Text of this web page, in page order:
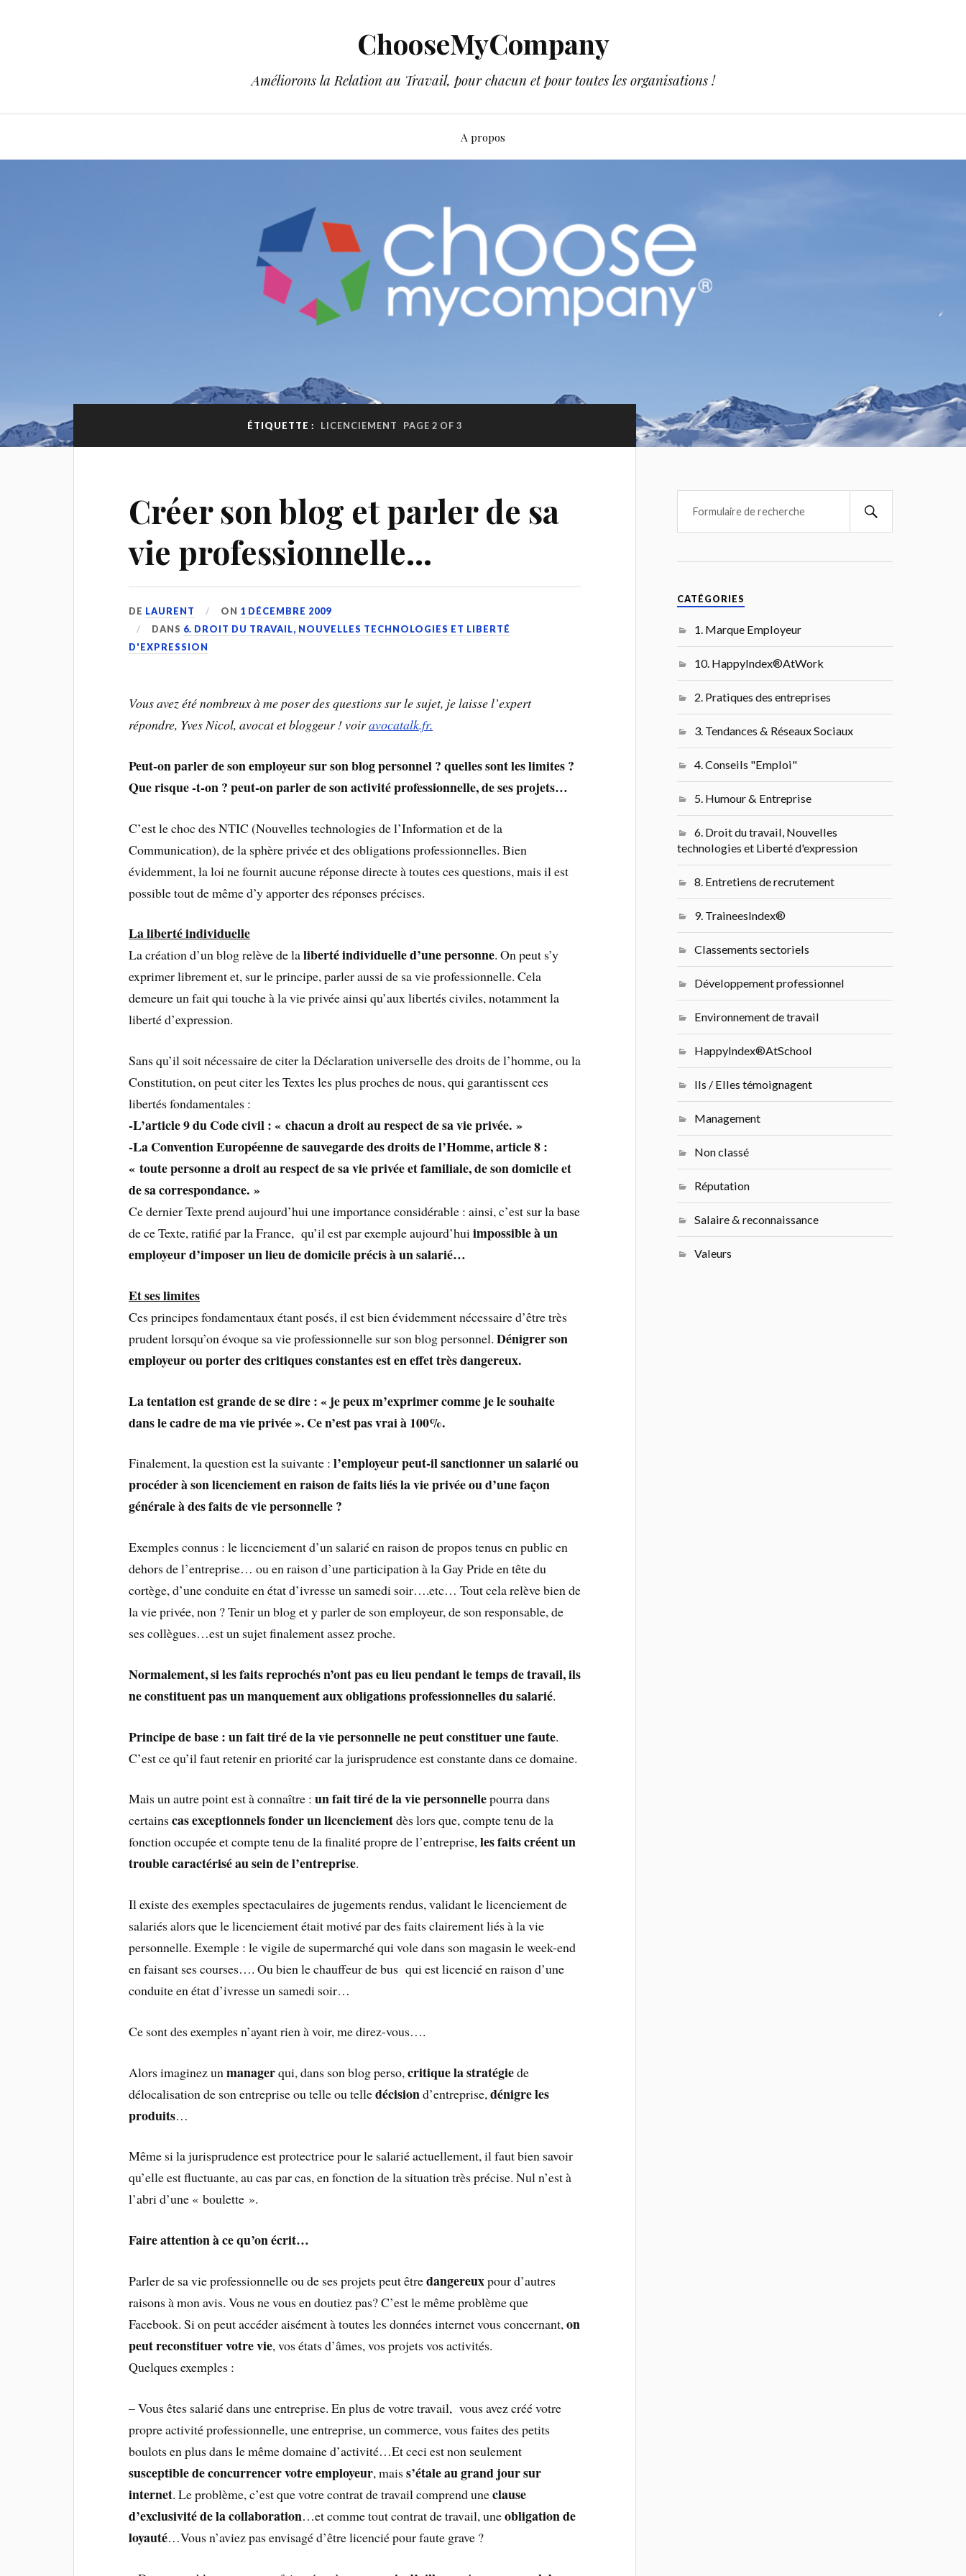
ChooseMyCompany
Améliorons la Relation au Travail, pour chacun et pour toutes les organisations !
A propos
ÉTIQUETTE : LICENCIEMENT PAGE 2 OF 3
Créer son blog et parler de sa
vie professionnelle…
DE LAURENT ON 1 DÉCEMBRE 2009
DANS 6. DROIT DU TRAVAIL, NOUVELLES TECHNOLOGIES ET LIBERTÉ
D'EXPRESSION
Vous avez été nombreux à me poser des questions sur le sujet, je laisse l’expert
répondre, Yves Nicol, avocat et bloggeur ! voiravocatalk.fr.
Peut-on parler de son employeur sur son blog personnel ? quelles sont les limites ?
Que risque -t-on ? peut-on parler de son activité professionnelle, de ses projets…
C’est le choc des NTIC (Nouvelles technologies de l’Information et de la
Communication), de la sphère privée et des obligations professionnelles. Bien
évidemment, la loi ne fournit aucune réponse directe à toutes ces questions, mais il est
possible tout de même d’y apporter des réponses précises.
La liberté individuelle
La création d’un blog relève de laliberté individuelle d’une personne. On peut s’y
exprimer librement et, sur le principe, parler aussi de sa vie professionnelle. Cela
demeure un fait qui touche à la vie privée ainsi qu’aux libertés civiles, notamment la
liberté d’expression.
Sans qu’il soit nécessaire de citer la Déclaration universelle des droits de l’homme, ou la
Constitution, on peut citer les Textes les plus proches de nous, qui garantissent ces
libertés fondamentales :
-L’article 9 du Code civil : « chacun a droit au respect de sa vie privée. »
-La Convention Européenne de sauvegarde des droits de l’Homme, article 8 :
« toute personne a droit au respect de sa vie privée et familiale, de son domicile et
de sa correspondance. »
Ce dernier Texte prend aujourd’hui une importance considérable : ainsi, c’est sur la base
de ce Texte, ratifié par la France, qu’il est par exemple aujourd’huiimpossible à un
employeur d’imposer un lieu de domicile précis à un salarié…
Et ses limites
Ces principes fondamentaux étant posés, il est bien évidemment nécessaire d’être très
prudent lorsqu’on évoque sa vie professionnelle sur son blog personnel.Dénigrer son
employeur ou porter des critiques constantes est en effet très dangereux.
La tentation est grande de se dire : « je peux m’exprimer comme je le souhaite
dans le cadre de ma vie privée ». Ce n’est pas vrai à 100%.
Finalement, la question est la suivante : l’employeur peut-il sanctionner un salarié ou
procéder à son licenciement en raison de faits liés la vie privée ou d’une façon
générale à des faits de vie personnelle ?
Exemples connus : le licenciement d’un salarié en raison de propos tenus en public en
dehors de l’entreprise… ou en raison d’une participation à la Gay Pride en tête du
cortège, d’une conduite en état d’ivresse un samedi soir….etc… Tout cela relève bien de
la vie privée, non ? Tenir un blog et y parler de son employeur, de son responsable, de
ses collègues…est un sujet finalement assez proche.
Normalement, si les faits reprochés n’ont pas eu lieu pendant le temps de travail, ils
ne constituent pas un manquement aux obligations professionnelles du salarié.
Principe de base : un fait tiré de la vie personnelle ne peut constituer une faute.
C’est ce qu’il faut retenir en priorité car la jurisprudence est constante dans ce domaine.
Mais un autre point est à connaître :un fait tiré de la vie personnellepourra dans
certainscas exceptionnelsfonder un licenciementdès lors que, compte tenu de la
fonction occupée et compte tenu de la finalité propre de l’entreprise,les faits créent un
trouble caractérisé au sein de l’entreprise.
Il existe des exemples spectaculaires de jugements rendus, validant le licenciement de
salariés alors que le licenciement était motivé par des faits clairement liés à la vie
personnelle. Exemple : le vigile de supermarché qui vole dans son magasin le week-end
en faisant ses courses…. Ou bien le chauffeur de bus qui est licencié en raison d’une
conduite en état d’ivresse un samedi soir…
Ce sont des exemples n’ayant rien à voir, me direz-vous….
Alors imaginez unmanagerqui, dans son blog perso,critique la stratégiede
délocalisation de son entreprise ou telle ou telledécisiond’entreprise, dénigre les
produits…
Même si la jurisprudence est protectrice pour le salarié actuellement, il faut bien savoir
qu’elle est fluctuante, au cas par cas, en fonction de la situation très précise. Nul n’est à
l’abri d’une « boulette ».
Faire attention à ce qu’on écrit…
Parler de sa vie professionnelle ou de ses projets peut êtredangereuxpour d’autres
raisons à mon avis. Vous ne vous en doutiez pas? C’est le même problème que
Facebook. Si on peut accéder aisément à toutes les données internet vous concernant,on
peut reconstituer votre vie, vos états d’âmes, vos projets vos activités.
Quelques exemples :
– Vous êtes salarié dans une entreprise. En plus de votre travail, vous avez créé votre
propre activité professionnelle, une entreprise, un commerce, vous faites des petits
boulots en plus dans le même domaine d’activité…Et ceci est non seulement
susceptible de concurrencer votre employeur, maiss’étale au grand jour sur
internet. Le problème, c’est que votre contrat de travail comprend uneclause
d’exclusivité de la collaboration…et comme tout contrat de travail, uneobligation de
loyauté…Vous n’aviez pas envisagé d’être licencié pour faute grave ?
CATÉGORIES
1. Marque Employeur
10. HappyIndex®AtWork
2. Pratiques des entreprises
3. Tendances & Réseaux Sociaux
4. Conseils "Emploi"
5. Humour & Entreprise
6. Droit du travail, Nouvelles
technologies et Liberté d'expression
8. Entretiens de recrutement
9. TraineesIndex®
Classements sectoriels
Développement professionnel
Environnement de travail
HappyIndex®AtSchool
Ils / Elles témoignagent
Management
Non classé
Réputation
Salaire & reconnaissance
Valeurs